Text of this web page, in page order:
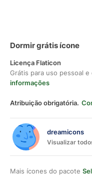
Dormir grátis ícone
Licença Flaticon
Grátis para uso pessoal
informações
Atribuição obrigatória.
dreamicons
Visualizar
Mais ícones do pacote